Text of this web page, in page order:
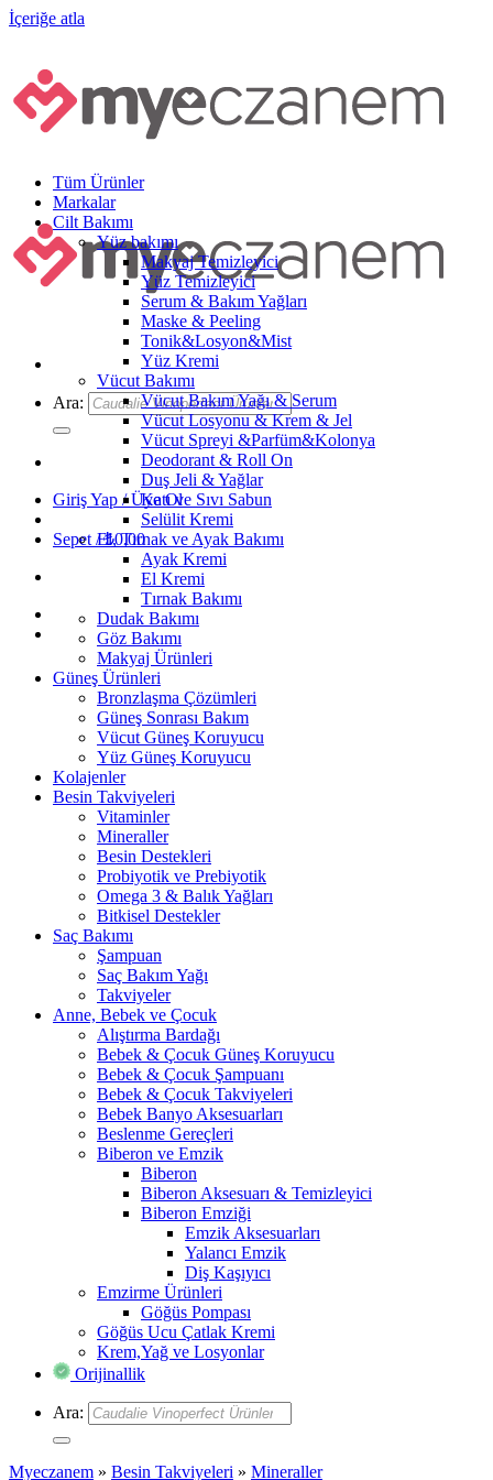
İçeriğe atla
Ara:
Giriş Yap / Üye Ol
Sepet /₺0,00
Tüm Ürünler
Markalar
Cilt Bakımı
Yüz bakımı
Makyaj Temizleyici
Yüz Temizleyici
Serum & Bakım Yağları
Maske & Peeling
Tonik&Losyon&Mist
Yüz Kremi
Vücut Bakımı
Vücut Bakım Yağı & Serum
Vücut Losyonu & Krem & Jel
Vücut Spreyi &Parfüm&Kolonya
Deodorant & Roll On
Duş Jeli & Yağlar
Katı ve Sıvı Sabun
Selülit Kremi
El, Tırnak ve Ayak Bakımı
Ayak Kremi
El Kremi
Tırnak Bakımı
Dudak Bakımı
Göz Bakımı
Makyaj Ürünleri
Güneş Ürünleri
Bronzlaşma Çözümleri
Güneş Sonrası Bakım
Vücut Güneş Koruyucu
Yüz Güneş Koruyucu
Kolajenler
Besin Takviyeleri
Vitaminler
Mineraller
Besin Destekleri
Probiyotik ve Prebiyotik
Omega 3 & Balık Yağları
Bitkisel Destekler
Saç Bakımı
Şampuan
Saç Bakım Yağı
Takviyeler
Anne, Bebek ve Çocuk
Alıştırma Bardağı
Bebek & Çocuk Güneş Koruyucu
Bebek & Çocuk Şampuanı
Bebek & Çocuk Takviyeleri
Bebek Banyo Aksesuarları
Beslenme Gereçleri
Biberon ve Emzik
Biberon
Biberon Aksesuarı & Temizleyici
Biberon Emziği
Emzik Aksesuarları
Yalancı Emzik
Diş Kaşıyıcı
Emzirme Ürünleri
Göğüs Pompası
Göğüs Ucu Çatlak Kremi
Krem,Yağ ve Losyonlar
Orijinallik
Ara:
Myeczanem » Besin Takviyeleri » Mineraller